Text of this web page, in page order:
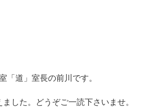
道」室長の前川です。
した。どうぞご一読下さいませ。